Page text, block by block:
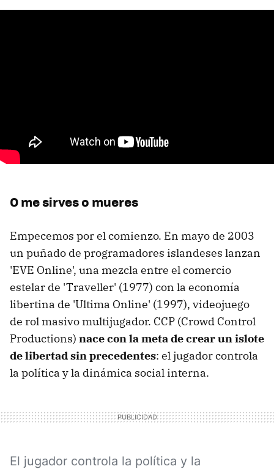
O me sirves o mueres
Empecemos por el comienzo. En mayo de 2003
un puñado de programadores islandeses lanzan
'EVE Online', una mezcla entre el comercio
estelar de 'Traveller' (1977) con la economía
libertina de 'Ultima Online' (1997), videojuego
de rol masivo multijugador. CCP (Crowd Control
Productions) nace con la meta de crear un islote
de libertad sin precedentes: el jugador controla
la política y la dinámica social interna.
El jugador controla la política y la